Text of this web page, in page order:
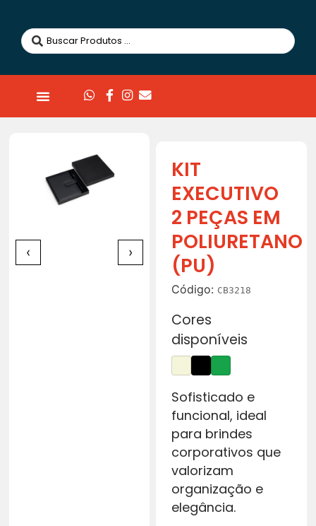
‹ ›
KIT
EXECUTIVO
2 PEÇAS EM
POLIURETANO
(PU)
Código: CB3218
Cores
disponíveis
Sofisticado e
funcional, ideal
para brindes
corporativos que
valorizam
organização e
elegância.